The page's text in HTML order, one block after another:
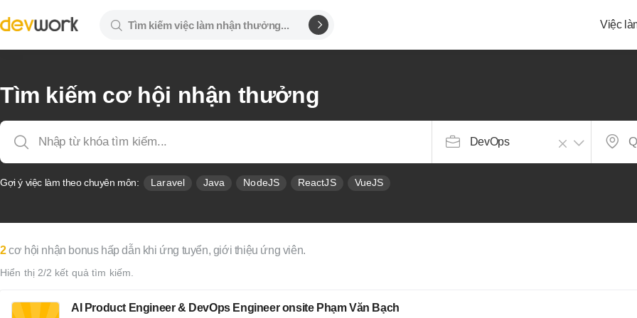
Việc
Tìm kiếm cơ hội nhận thưởng
DevOps
Gợi ý việc làm theo chuyên môn: Laravel Java NodeJS ReactJS VueJS
2cơ hội nhận bonus hấp dẫn khi ứng tuyển, giới thiệu ứng viên.
Hiển thị 2/2 kết quả tìm kiếm.
AI Product Engineer & DevOps Engineer onsite Phạm Văn Bạch